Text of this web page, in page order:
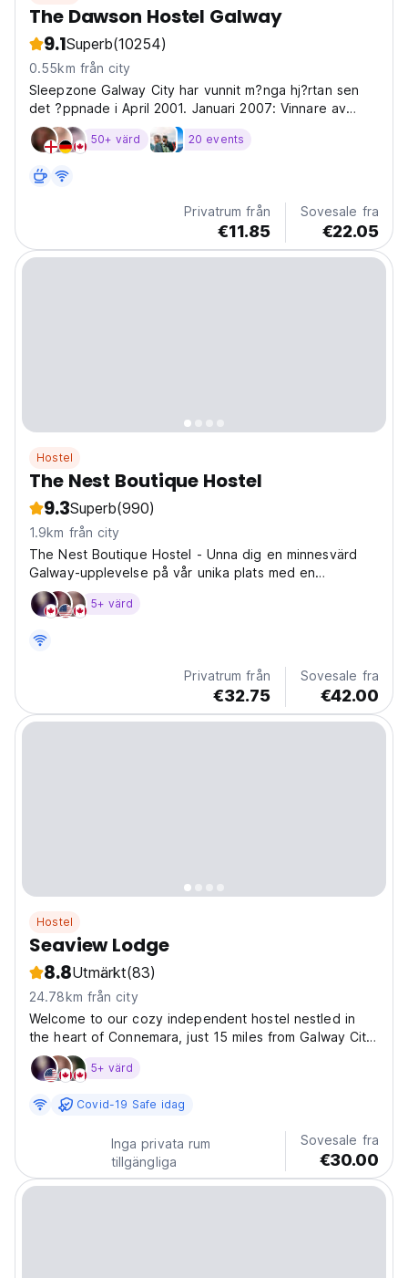
The Dawson Hostel Galway
9.1Superb(10254)
0.55km från city
Sleepzone Galway City har vunnit m?nga hj?rtan sen
det ?ppnade i April 2001. Januari 2007: Vinnare av
priset ' B?sta vandrahem i Irland 2006' p?
Hostelworld.com's ?rliga prisutdelnings ceremoni som
regelbundet...
50+ värd 20 events
Privatrum från
€11.85
Sovesale fra
€22.05
Hostel
The Nest Boutique Hostel
9.3Superb(990)
1.9km från city
The Nest Boutique Hostel - Unna dig en minnesvärd
Galway-upplevelse på vår unika plats med en
avslappnad atmosfär.
5+ värd
Privatrum från
€32.75
Sovesale fra
€42.00
Hostel
Seaview Lodge
8.8Utmärkt(83)
24.78km från city
Welcome to our cozy independent hostel nestled in
the heart of Connemara, just 15 miles from Galway City
Center, Seaview Lodge. Perched along the ocean, our
hostel offers breathtaking views that will leave you in
5+ värd
Covid-19 Safe idag
Inga privata rum
tillgängliga
Sovesale fra
€30.00